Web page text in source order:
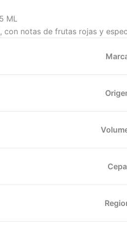
ML
notas de frutas rojas y
Cepa